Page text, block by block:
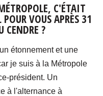
C'ÉTAIT
VOUS APRÈS 31
CENDRE ?
étonnement et une
je suis à la Métropole
président. Un
à l'alternance à